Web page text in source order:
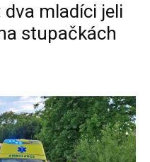
mladíci jeli
stupačkách